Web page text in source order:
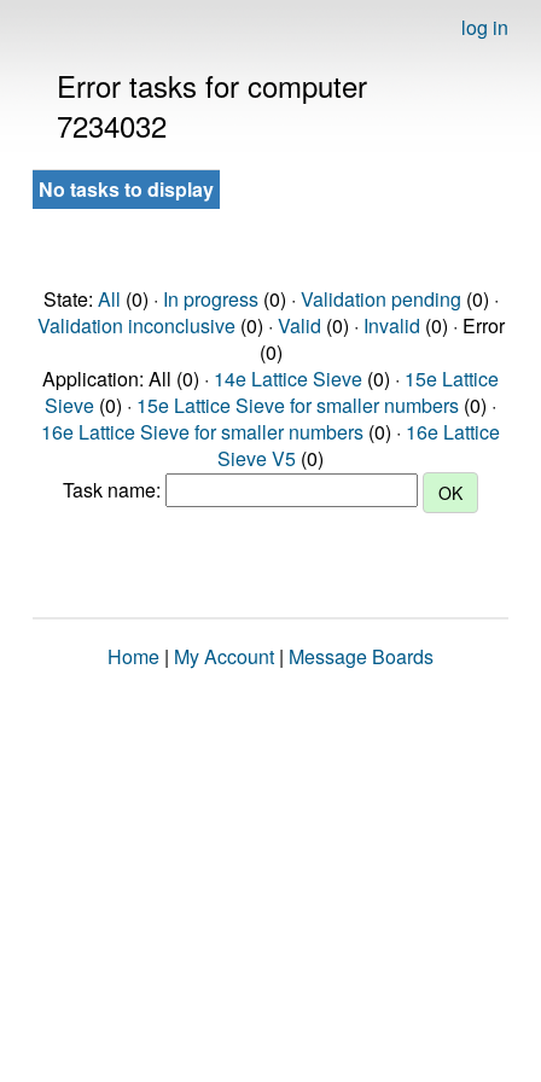
log in
Error tasks for computer
7234032
No tasks to display
State: All (0) · In progress(0) · Validation pending (0) ·
Validation inconclusive(0) · Valid (0) · Invalid (0) · Error
(0)
Application: All (0) · 14e Lattice Sieve (0) · 15e Lattice
Sieve (0) · 15e Lattice Sieve for smaller numbers (0) ·
16e Lattice Sieve for smaller numbers (0) · 16e Lattice
Sieve V5 (0)
Task name:
Home | My Account | Message Boards